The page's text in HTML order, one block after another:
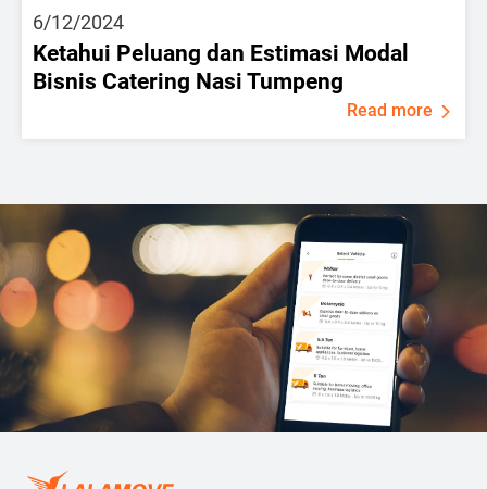
6/12/2024
Ketahui Peluang dan Estimasi Modal
Bisnis Catering Nasi Tumpeng
Read more